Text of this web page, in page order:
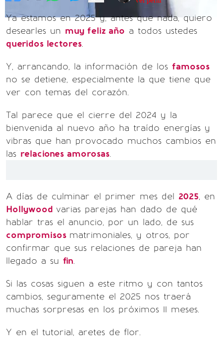
Ya estamos en 2025 y, antes que nada, quiero
desearles un muy feliz año a todos ustedes
queridos lectores.
Y, arrancando, la información de los famosos
no se detiene, especialmente la que tiene que
ver con temas del corazón.
Tal parece que el cierre del 2024 y la
bienvenida al nuevo año ha traído energías y
vibras que han provocado muchos cambios en
las relaciones amorosas.
A días de culminar el primer mes del 2025, en
Hollywood varias parejas han dado de qué
hablar tras el anuncio, por un lado, de sus
compromisos matrimoniales, y otros, por
confirmar que sus relaciones de pareja han
llegado a su fin.
Si las cosas siguen a este ritmo y con tantos
cambios, seguramente el 2025 nos traerá
muchas sorpresas en los próximos 11 meses.
Y en el tutorial, aretes de flor.